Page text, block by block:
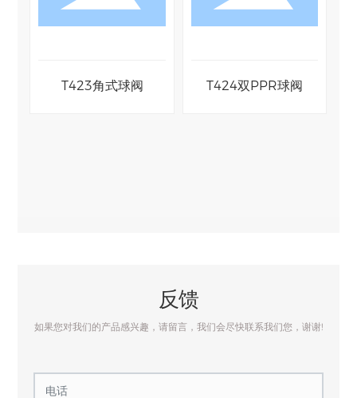
T423角式球阀 T424双PPR球阀
反馈
如果您对我们的产品感兴趣，请留言，我们会尽快联系我们您，谢谢!